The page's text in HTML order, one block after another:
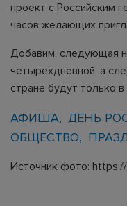
проект с Российским
часов желающих
Добавим, следующая
четырехдневной, а
стране будут только
АФИША ДЕНЬ
ОБЩЕСТВО
Источник фото: